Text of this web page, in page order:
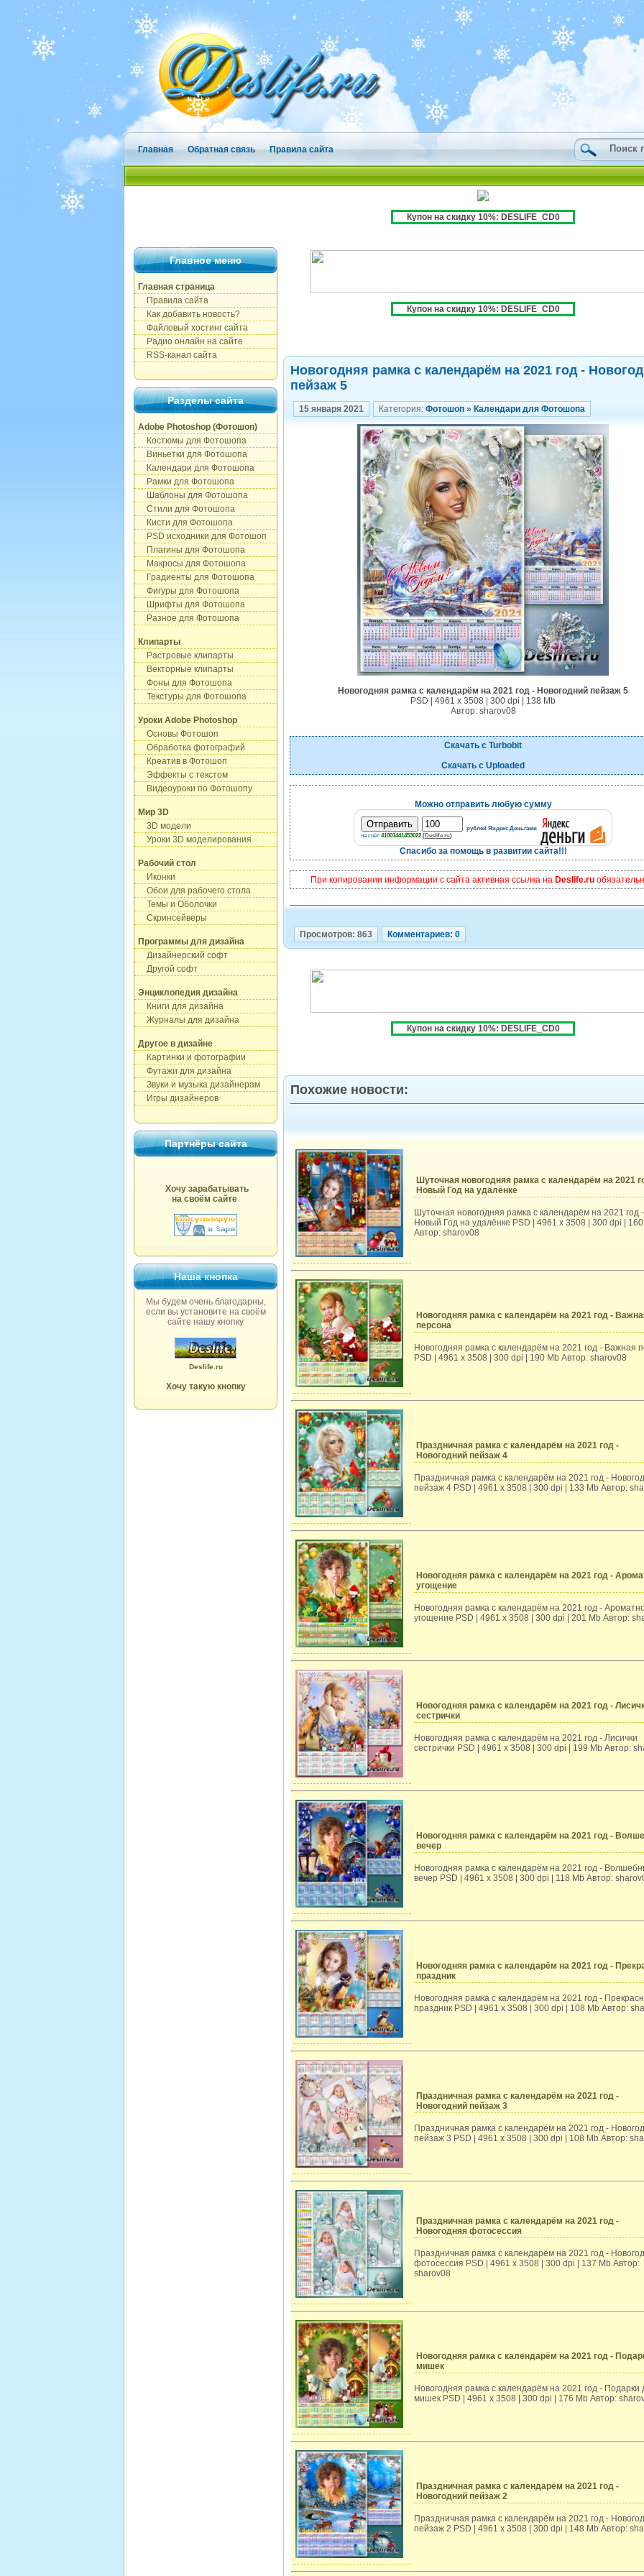
Главная Обратная связь Правила сайта
Купон на скидку 10%: DESLIFE_CD0
Главное меню
Главная страница
Правила сайта
Как добавить новость?
Файловый хостинг сайта
Радио онлайн на сайте
RSS-канал сайта
Разделы сайта
Adobe Photoshop (Фотошоп)
Костюмы для Фотошопа
Виньетки для Фотошопа
Календари для Фотошопа
Рамки для Фотошопа
Шаблоны для Фотошопа
Стили для Фотошопа
Кисти для Фотошопа
PSD исходники для Фотошоп
Плагины для Фотошопа
Макросы для Фотошопа
Градиенты для Фотошопа
Фигуры для Фотошопа
Шрифты для Фотошопа
Разное для Фотошопа
Клипарты
Растровые клипарты
Векторные клипарты
Фоны для Фотошопа
Текстуры для Фотошопа
Уроки Adobe Photoshop
Основы Фотошоп
Обработка фотографий
Креатив в Фотошоп
Эффекты с текстом
Видеоуроки по Фотошопу
Мир 3D
3D модели
Уроки 3D моделирования
Рабочий стол
Иконки
Обои для рабочего стола
Темы и Оболочки
Скринсейверы
Программы для дизайна
Дизайнерский софт
Другой софт
Энциклопедия дизайна
Книги для дизайна
Журналы для дизайна
Другое в дизайне
Картинки и фотографии
Футажи для дизайна
Звуки и музыка дизайнерам
Игры дизайнеров
Партнёры сайта
Хочу зарабатывать
на своём сайте
Наша кнопка
Мы будем очень благодарны,
если вы установите на своём
сайте нашу кнопку
Deslife.ru
Хочу такую кнопку
Купон на скидку 10%: DESLIFE_CD0
Новогодняя рамка с календарём на 2021 год -
пейзаж 5
15 января 2021 Категория: Фотошоп » Календари для Фотошопа
Новогодняя рамка с календарём на 2021 год - Новогодний пейзаж 5
PSD | 4961 х 3508 | 300 dpi | 138 Mb
Автор: sharov08
Скачать с Turbobit
Скачать с Uploaded
Можно отправить любую сумму
рублей Яндекс.Деньгами
на счёт 41001441453022 (Deslife.ru)
Спасибо за помощь в развитии сайта!!!
При копировании информации с сайта активная ссылка на Deslife.ru
Просмотров: 863 Комментариев: 0
Купон на скидку 10%: DESLIFE_CD0
Похожие новости:
Шуточная новогодняя рамка с календарём на 2021
Новый Год на удалёнке
Шуточная новогодняя рамка с календарём на 2021 год -
Новый Год на удалёнке PSD | 4961 х 3508 | 300 dpi |
Автор: sharov08
Новогодняя рамка с календарём на 2021 год -
персона
Новогодняя рамка с календарём на 2021 год - Важная
PSD | 4961 х 3508 | 300 dpi | 190 Mb Автор: sharov08
Праздничная рамка с календарём на 2021 год -
Новогодний пейзаж 4
Праздничная рамка с календарём на 2021 год -
пейзаж 4 PSD | 4961 х 3508 | 300 dpi | 133 Mb Автор:
Новогодняя рамка с календарём на 2021 год -
угощение
Новогодняя рамка с календарём на 2021 год -
угощение PSD | 4961 х 3508 | 300 dpi | 201 Mb Автор:
Новогодняя рамка с календарём на 2021 год -
сестрички
Новогодняя рамка с календарём на 2021 год - Лисички
сестрички PSD | 4961 х 3508 | 300 dpi | 199 Mb Автор:
Новогодняя рамка с календарём на 2021 год -
вечер
Новогодняя рамка с календарём на 2021 год -
вечер PSD | 4961 х 3508 | 300 dpi | 118 Mb Автор:
Новогодняя рамка с календарём на 2021 год -
праздник
Новогодняя рамка с календарём на 2021 год -
праздник PSD | 4961 х 3508 | 300 dpi | 108 Mb Автор:
Праздничная рамка с календарём на 2021 год -
Новогодний пейзаж 3
Праздничная рамка с календарём на 2021 год -
пейзаж 3 PSD | 4961 х 3508 | 300 dpi | 108 Mb Автор:
Праздничная рамка с календарём на 2021 год -
Новогодняя фотосессия
Праздничная рамка с календарём на 2021 год -
фотосессия PSD | 4961 х 3508 | 300 dpi | 137 Mb Автор:
sharov08
Новогодняя рамка с календарём на 2021 год -
мишек
Новогодняя рамка с календарём на 2021 год - Подарки
мишек PSD | 4961 х 3508 | 300 dpi | 176 Mb Автор:
Праздничная рамка с календарём на 2021 год -
Новогодний пейзаж 2
Праздничная рамка с календарём на 2021 год -
пейзаж 2 PSD | 4961 х 3508 | 300 dpi | 148 Mb Автор: